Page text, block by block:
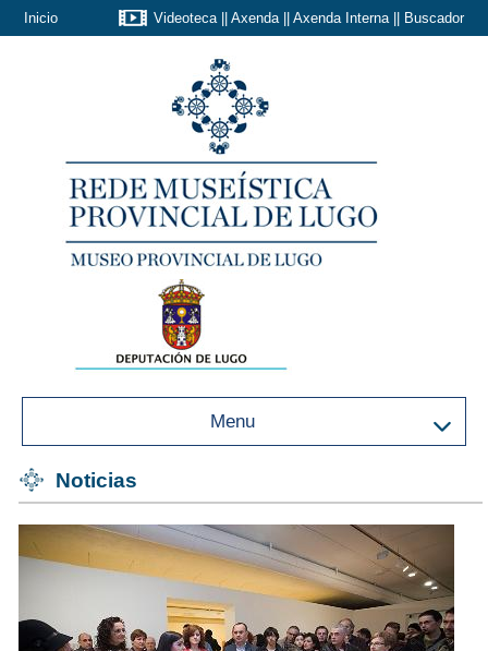
Inicio Videoteca|| Axenda|| Axenda Interna|| Buscador
Menu
Noticias